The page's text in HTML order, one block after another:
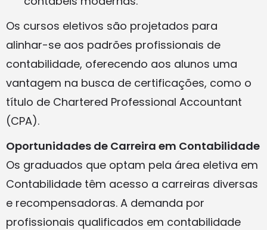
Os cursos eletivos são projetados para
alinhar-se aos padrões profissionais de
contabilidade, oferecendo aos alunos uma
vantagem na busca de certificações, como o
título de Chartered Professional Accountant
(CPA).
Oportunidades de Carreira em Contabilidade
Os graduados que optam pela área eletiva em
Contabilidade têm acesso a carreiras diversas
e recompensadoras. A demanda por
profissionais qualificados em contabilidade